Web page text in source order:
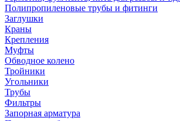
Полипропиленовые трубы и фитинги
Заглушки
Краны
Крепления
Муфты
Обводное колено
Тройники
Угольники
Трубы
Фильтры
Запорная арматура